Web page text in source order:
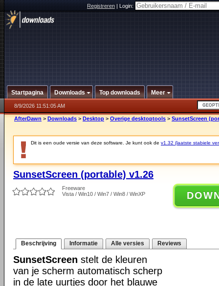
Registreren|Login:
Startpagina Downloads Top downloads Meer
8/9/2026 11:51:05 AM
AfterDawn > Downloads > Desktop > Overige desktoptools > SunsetScreen
Dit is een oude versie van deze software. Je kunt ook de v1.32 (laatste stabiele
SunsetScreen (portable) v1.26
Freeware
Vista / Win10 / Win7 / Win8 / WinXP
Beschrijving Informatie Alle versies Reviews
SunsetScreen stelt de kleuren
van je scherm automatisch scherp
in de late uurtjes door het blauwe